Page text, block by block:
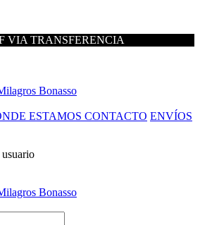
VIA TRANSFERENCIA
ESTAMOS CONTACTO ENVÍOS